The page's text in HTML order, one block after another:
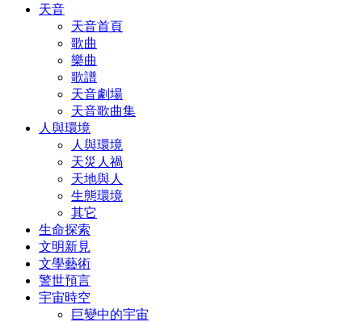
天音
天音首頁
歌曲
樂曲
歌譜
天音劇場
天音歌曲集
人與環境
人與環境
天災人禍
天地與人
生態環境
其它
生命探索
文明新見
文學藝術
警世預言
宇宙時空
巨變中的宇宙